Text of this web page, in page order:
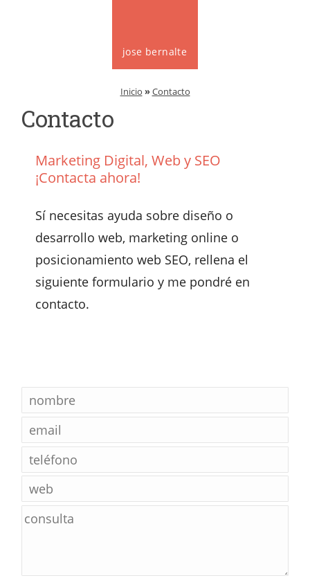
jose bernalte
Inicio »Contacto
Contacto
Marketing Digital, Web y SEO
¡Contacta ahora!
Sí necesitas ayuda sobre diseño o
desarrollo web, marketing online o
posicionamiento web SEO, rellena el
siguiente formulario y me pondré en
contacto.